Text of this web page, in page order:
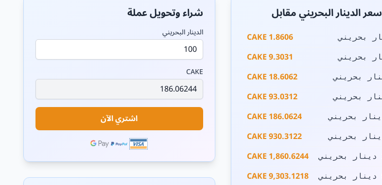
سعر الدينار البحريني مقابل
1.8606 CAKE
9.3031 CAKE
18.6062 CAKE
93.0312 CAKE
186.0624 CAKE
930.3122 CAKE
1,860.6244 CAKE
9,303.1218 CAKE
شراء وتحويل عملة
الدينار البحريني
CAKE
اشتري الآن